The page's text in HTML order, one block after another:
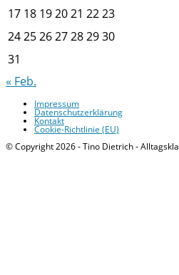
17 18 192021 2223
24252627282930
31
« Feb.
Impressum
Datenschutzerklärung
Kontakt
Cookie-Richtlinie (EU)
© Copyright 2026 - Tino Dietrich -